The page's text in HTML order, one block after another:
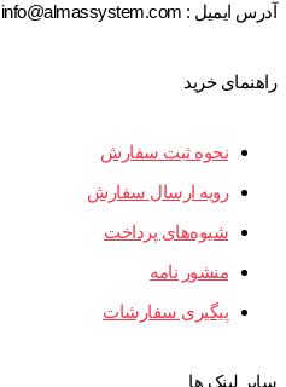
آدرس ایمیل : info@almassystem.com
راهنمای خرید
نحوه ثبت سفارش
رویه ارسال سفارش
شیوه‌های پرداخت
منشور نامه
پیگیری سفارشات
سایر لینک ها